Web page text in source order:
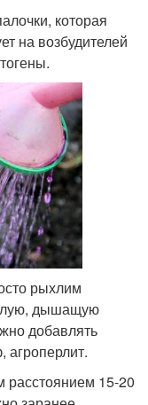
которая
на возбудителей
рыхлим
дышащую
добавлять
агроперлит.
15-20